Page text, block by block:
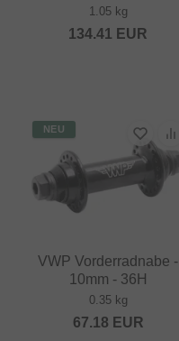
1.05 kg
134.41 EUR
NEU
VWP Vorderradnabe -
10mm - 36H
0.35 kg
67.18 EUR